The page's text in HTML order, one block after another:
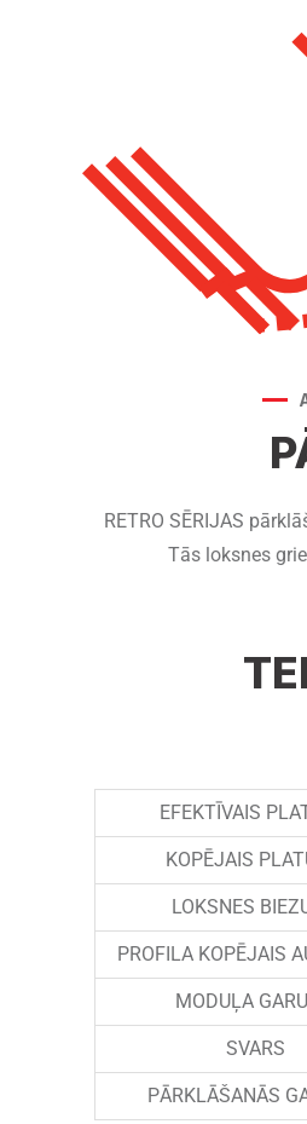
RETRO SĒRIJAS
Tās loksnes
EFEKTĪVAIS
KOPĒJAIS
LOKSNES
PROFILA KOPĒJAIS
MODUĻA
SVARS
PĀRKLĀŠANĀS